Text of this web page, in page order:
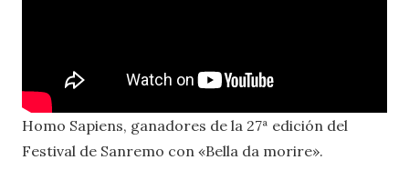
Homo Sapiens, ganadores de la 27ª edición del
Festival de Sanremo con «Bella da morire».